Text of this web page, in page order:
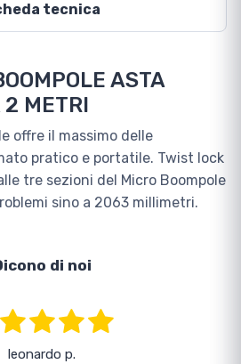
tecnica
ASTA
2 METRI
offre il massimo delle
pratico e portatile. Twist lock
tre sezioni del Micro Boompole
sino a 2063 millimetri.
di noi
leonardo p.